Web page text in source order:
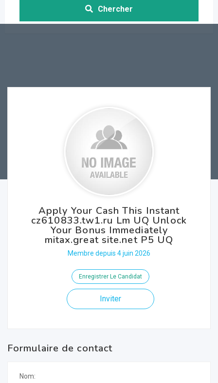
Chercher
Apply Your Cash This Instant
cz610833.tw1.ru Lm UQ Unlock
Your Bonus Immediately
mitax.great site.net P5 UQ
Membre depuis 4 juin 2026
Enregistrer Le Candidat
Inviter
Formulaire de contact
Nom: